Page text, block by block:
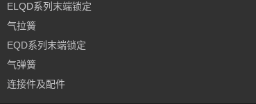
ELQD系列末端锁定
气拉簧
EQD系列末端锁定
气弹簧
连接件及配件